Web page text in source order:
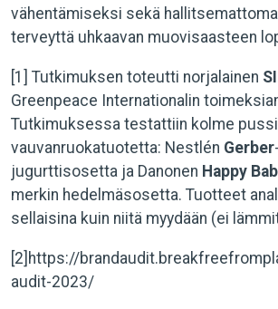
vähentämiseksi sekä
terveyttä uhkaavan muovisaasteen
[1] Tutkimuksen toteutti norjalainen
Greenpeace Internationalin
Tutkimuksessa testattiin kolme
vauvanruokatuotetta: Nestlén Gerber
jugurttisosetta ja Danonen Happy
merkin hedelmäsosetta. Tuotteet
sellaisina kuin niitä myydään (ei
[2]https://
audit-2023/